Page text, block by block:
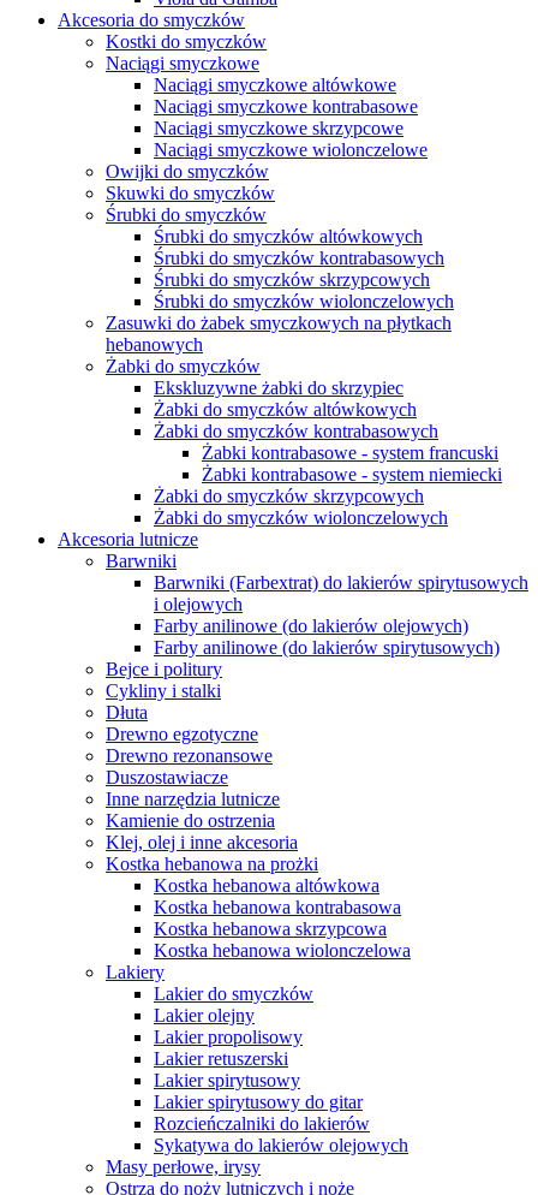
Akcesoria do smyczków
Kostki do smyczków
Naciągi smyczkowe
Naciągi smyczkowe altówkowe
Naciągi smyczkowe kontrabasowe
Naciągi smyczkowe skrzypcowe
Naciągi smyczkowe wiolonczelowe
Owijki do smyczków
Skuwki do smyczków
Śrubki do smyczków
Śrubki do smyczków altówkowych
Śrubki do smyczków kontrabasowych
Śrubki do smyczków skrzypcowych
Śrubki do smyczków wiolonczelowych
Zasuwki do żabek smyczkowych na płytkach
hebanowych
Żabki do smyczków
Ekskluzywne żabki do skrzypiec
Żabki do smyczków altówkowych
Żabki do smyczków kontrabasowych
Żabki kontrabasowe - system francuski
Żabki kontrabasowe - system niemiecki
Żabki do smyczków skrzypcowych
Żabki do smyczków wiolonczelowych
Akcesoria lutnicze
Barwniki
Barwniki (Farbextrat) do lakierów spirytusowych
i olejowych
Farby anilinowe (do lakierów olejowych)
Farby anilinowe (do lakierów spirytusowych)
Bejce i politury
Cykliny i stalki
Dłuta
Drewno egzotyczne
Drewno rezonansowe
Duszostawiacze
Inne narzędzia lutnicze
Kamienie do ostrzenia
Klej, olej i inne akcesoria
Kostka hebanowa na prożki
Kostka hebanowa altówkowa
Kostka hebanowa kontrabasowa
Kostka hebanowa skrzypcowa
Kostka hebanowa wiolonczelowa
Lakiery
Lakier do smyczków
Lakier olejny
Lakier propolisowy
Lakier retuszerski
Lakier spirytusowy
Lakier spirytusowy do gitar
Rozcieńczalniki do lakierów
Sykatywa do lakierów olejowych
Masy perłowe, irysy
Ostrza do noży lutniczych i noże